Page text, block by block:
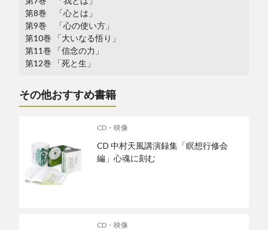
第8巻 「心とは」
第9巻 「心の使い方」
第10巻 「大いなる悟り」
第11巻 「信念の力」
第12巻 「死と生」
その他おすすめ書籍
CD・映像
CD 中村天風講演録集「瞑想行修会
編」心魂に刻む
CD・映像